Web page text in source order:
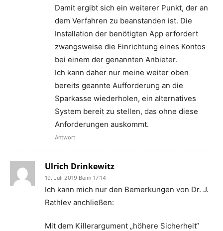
Damit ergibt sich ein weiterer Punkt, der an
dem Verfahren zu beanstanden ist. Die
Installation der benötigten App erfordert
zwangsweise die Einrichtung eines Kontos
bei einem der genannten Anbieter.
Ich kann daher nur meine weiter oben
bereits geannte Aufforderung an die
Sparkasse wiederholen, ein alternatives
System bereit zu stellen, das ohne diese
Anforderungen auskommt.
Antwort
Ulrich Drinkewitz
19. Juli 2019 Beim 17:14
Ich kann mich nur den Bemerkungen von Dr. J.
Rathlev anchließen:
Mit dem Killerargument „höhere Sicherheit“